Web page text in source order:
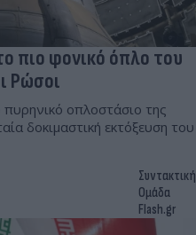
πιο φονικό όπλο του
Ρώσοι
πυρηνικό οπλοστάσιο της
δοκιμαστική εκτόξευση του
Συντακτική
Ομάδα
Flash.gr